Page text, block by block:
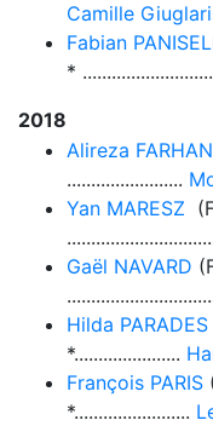
Camille
Fabian
*
2018
Alireza
........................
Yan MARESZ
Gaël NAVARD
Hilda PARADES
*......................
François PARIS
*........................